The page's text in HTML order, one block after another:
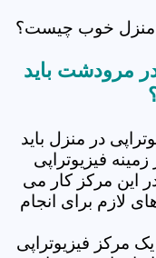
منزل خوب چیست؟
مرودشت باید
در منزل باید
فیزیوتراپی
این مرکز کار می
لازم برای انجام
مرکز فیزیوتراپی